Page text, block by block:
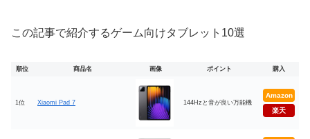
この記事で紹介するゲーム向けタブレット10選
順位 商品名 画像 ポイント 購入
1位 Xiaomi Pad 7 144Hzと音が良い万能機
Amazon
楽天